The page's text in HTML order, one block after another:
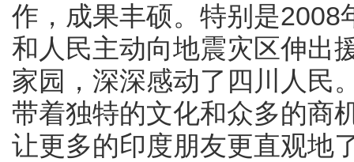
作，成果丰硕。特别是2008
和人民主动向地震灾区伸出
家园，深深感动了四川人民
带着独特的文化和众多的商
让更多的印度朋友更直观地